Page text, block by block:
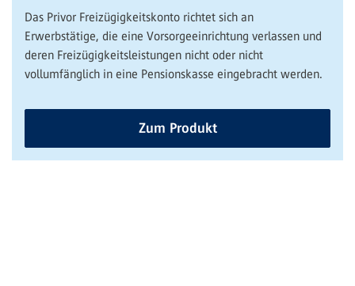
Das Privor Freizügigkeitskonto richtet sich an
Erwerbstätige, die eine Vorsorgeeinrichtung verlassen und
deren Freizügigkeitsleistungen nicht oder nicht
vollumfänglich in eine Pensionskasse eingebracht werden.
Zum Produkt